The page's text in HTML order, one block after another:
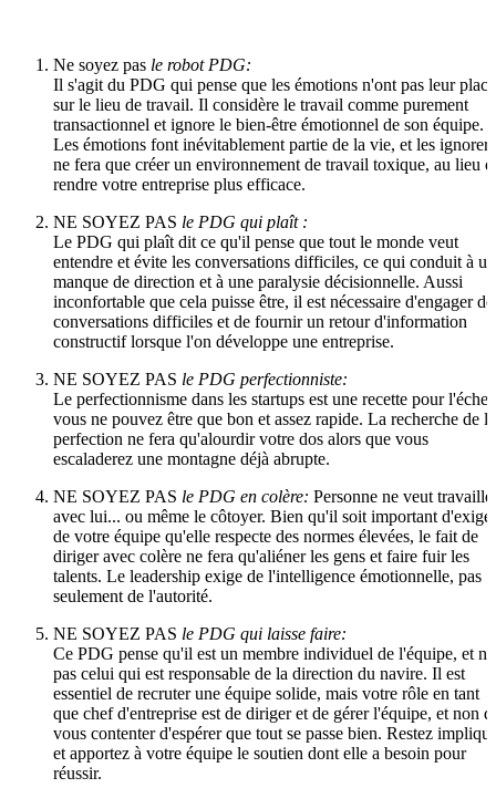
Ne soyez pas le robot PDG:
Il s'agit du PDG qui pense que les émotions n'ont pas leur place
sur le lieu de travail. Il considère le travail comme purement
transactionnel et ignore le bien-être émotionnel de son équipe.
Les émotions font inévitablement partie de la vie, et les ignorer
ne fera que créer un environnement de travail toxique, au lieu
rendre votre entreprise plus efficace.
NE SOYEZ PAS le PDG qui plaît :
Le PDG qui plaît dit ce qu'il pense que tout le monde veut
entendre et évite les conversations difficiles, ce qui conduit à un
manque de direction et à une paralysie décisionnelle. Aussi
inconfortable que cela puisse être, il est nécessaire d'engager
conversations difficiles et de fournir un retour d'information
constructif lorsque l'on développe une entreprise.
NE SOYEZ PAS le PDG perfectionniste:
Le perfectionnisme dans les startups est une recette pour
vous ne pouvez être que bon et assez rapide. La recherche de la
perfection ne fera qu'alourdir votre dos alors que vous
escaladerez une montagne déjà abrupte.
NE SOYEZ PAS le PDG en colère: Personne ne veut
avec lui... ou même le côtoyer. Bien qu'il soit important d'exiger
de votre équipe qu'elle respecte des normes élevées, le fait de
diriger avec colère ne fera qu'aliéner les gens et faire fuir les
talents. Le leadership exige de l'intelligence émotionnelle, pas
seulement de l'autorité.
NE SOYEZ PAS le PDG qui laisse faire:
Ce PDG pense qu'il est un membre individuel de l'équipe, et
pas celui qui est responsable de la direction du navire. Il est
essentiel de recruter une équipe solide, mais votre rôle en tant
que chef d'entreprise est de diriger et de gérer l'équipe, et non
vous contenter d'espérer que tout se passe bien. Restez
et apportez à votre équipe le soutien dont elle a besoin pour
réussir.